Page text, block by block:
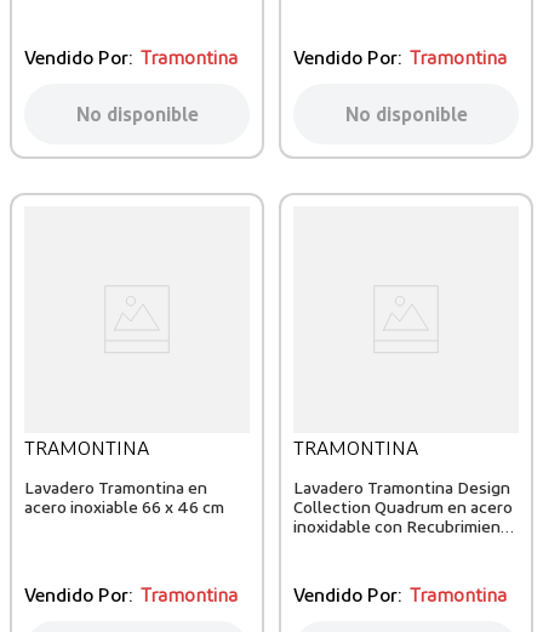
Vendido Por: Tramontina
No disponible
Vendido Por: Tramontina
No disponible
TRAMONTINA
Lavadero Tramontina en
acero inoxiable 66 x 46 cm
Vendido Por: Tramontina
TRAMONTINA
Lavadero Tramontina Design
Collection Quadrum en acero
inoxidable con Recubrimiento
Vendido Por: Tramontina